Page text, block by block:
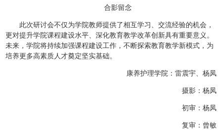
合影留念
此次研讨会不仅为学院教师提供了相互学习、交流经验的机会，
更对提升学院课程建设水平、深化教育教学改革创新具有重要意义。
未来，学院将持续加强课程建设工作，不断探索教育教学新模式，为
培养更多高素质人才奠定坚实基础。
康养护理学院：雷震宇、杨凤
摄影：杨凤
初审：杨凤
复审：曾敏